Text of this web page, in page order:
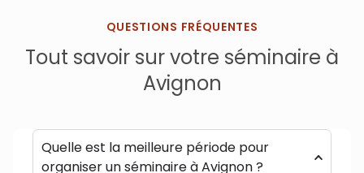
QUESTIONS FRÉQUENTES
Tout savoir sur votre séminaire à
Avignon
Quelle est la meilleure période pour
organiser un séminaire à Avignon ?